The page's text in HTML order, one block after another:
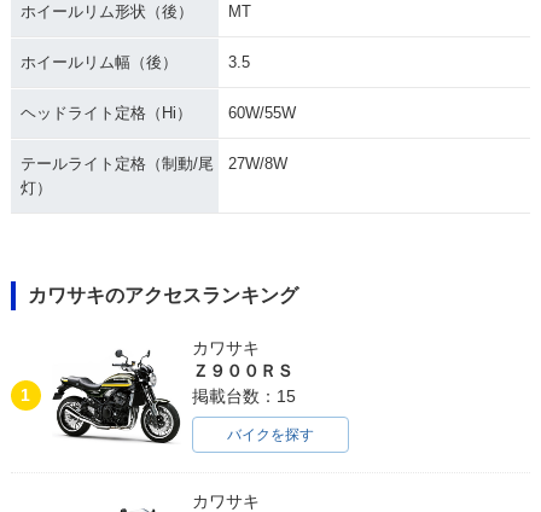
ホイールリム形状（後） MT
ホイールリム幅（後） 3.5
ヘッドライト定格（Hi） 60W/55W
テールライト定格（制動/尾
灯）
27W/8W
カワサキのアクセスランキング
1
カワサキ
Ｚ９００ＲＳ
掲載台数：15
バイクを探す
カワサキ